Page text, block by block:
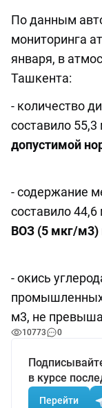
По данным
мониторинга
января, в
Ташкента:
- количество
составило
допустимой
- содержание
составило
ВОЗ (5 мкг/м3)
- окись
промышленных
м3, не
10773 0
в курсе
Перейти